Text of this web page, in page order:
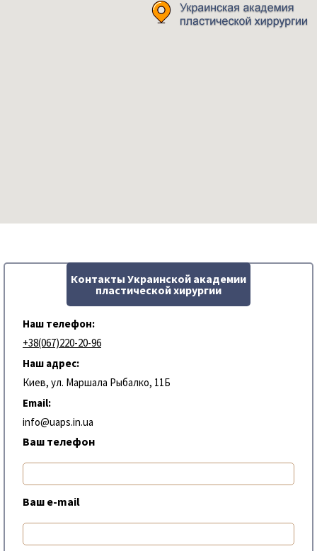
Контакты Украинской академии
пластической хирургии
Наш телефон:
+38(067)220-20-96
Наш адрес:
Киев, ул. Маршала Рыбалко, 11Б
Email:
info@uaps.in.ua
Ваш телефон
Ваш e-mail